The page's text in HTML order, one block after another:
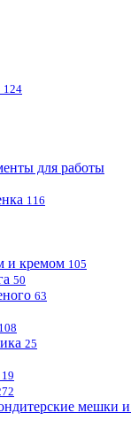
124
для работы
116
и кремом 105
50
63
108
25
19
мешки и